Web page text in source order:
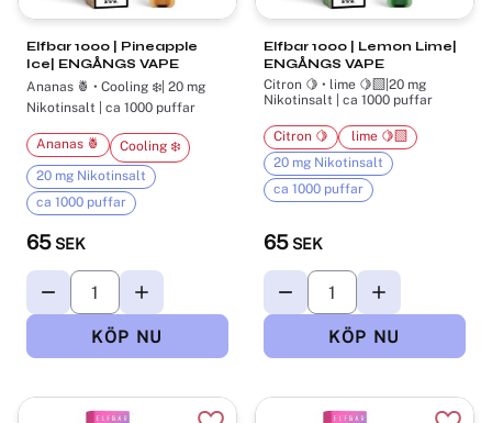
Elfbar 1000 | Pineapple
Ice| ENGÅNGS VAPE
Ananas 🍍 • Cooling ❄️| 20 mg
Nikotinsalt | ca 1000 puffar
65 SEK
Ananas 🍍
Cooling ❄️
20 mg Nikotinsalt
ca 1000 puffar
Elfbar 1000 | Lemon Lime|
ENGÅNGS VAPE
Citron 🍋 •​ lime 🍋‍🟩|20 mg
Nikotinsalt | ca 1000 puffar
65 SEK
Citron 🍋
​ lime 🍋‍🟩
20 mg Nikotinsalt
ca 1000 puffar